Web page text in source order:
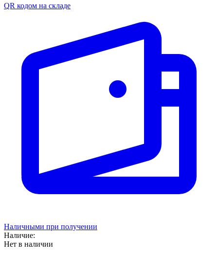
QR кодом на складе
Наличными при получении
Наличие:
Нет в наличии